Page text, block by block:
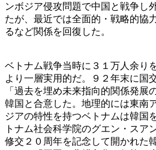
ンボジア侵攻問題で中国と戦争し
たが、最近では全面的・戦略的協
るなど関係を回復した。
ベトナム戦争当時に３１万人余り
より一層実用的だ。９２年末に国
「過去を埋め未来指向的関係発展
韓国と合意した。地理的には東南
ジアの特性を持つベトナムは韓国
トナム社会科学院のグエン・スア
修交２０周年を記念して開かれた